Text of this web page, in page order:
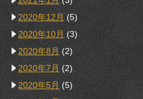
2020年12月 (5)
2020年10月 (3)
2020年8月 (2)
2020年7月 (2)
2020年5月 (5)